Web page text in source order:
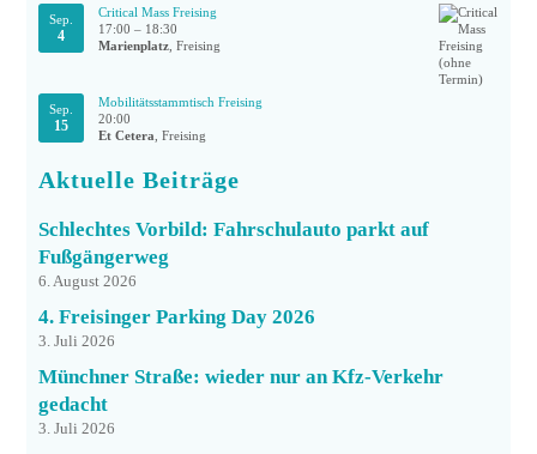
Sep.
4
Critical Mass Freising
17:00 – 18:30
Marienplatz , Freising
Sep.
15
Mobilitätsstammtisch Freising
20:00
Et Cetera , Freising
Aktuelle Beiträge
Schlechtes Vorbild: Fahrschulauto parkt auf
Fußgängerweg
6. August 2026
4. Freisinger Parking Day 2026
3. Juli 2026
Münchner Straße: wieder nur an Kfz-Verkehr
gedacht
3. Juli 2026